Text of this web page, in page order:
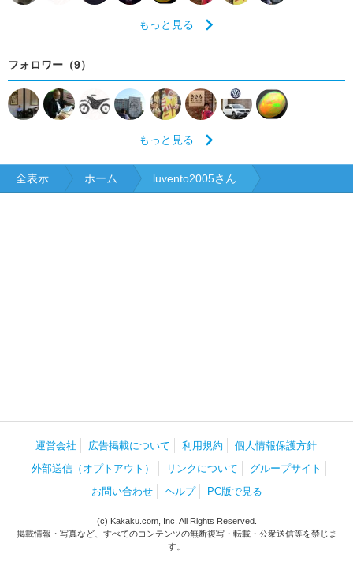
もっと見る
フォロワー（9）
もっと見る
全表示 ホーム luvento2005さん
運営会社 広告掲載について 利用規約
個人情報保護方針
外部送信（オプトアウト）
リンクについて
グループサイト
お問い合わせ
ヘルプ PC版で見る
(c) Kakaku.com, Inc. All Rights Reserved.
掲載情報・写真など、すべてのコンテンツの無断複写・転載・公衆送信等を禁じま
す。